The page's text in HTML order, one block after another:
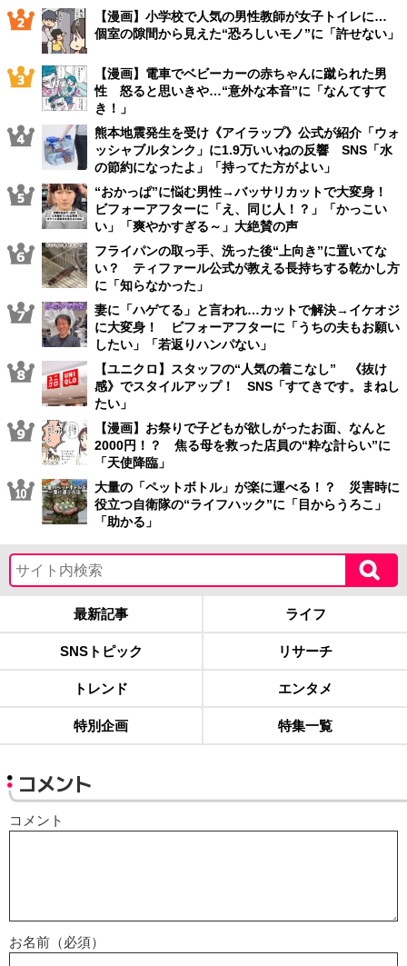
【漫画】小学校で人気の男性教師が女子トイレに…
個室の隙間から見えた“恐ろしいモノ”に「許せない」
【漫画】電車でベビーカーの赤ちゃんに蹴られた男
性 怒ると思いきや…“意外な本音”に「なんてすて
き！」
熊本地震発生を受け《アイラップ》公式が紹介「ウォ
ッシャブルタンク」に1.9万いいねの反響 SNS「水
の節約になったよ」「持ってた方がよい」
“おかっぱ”に悩む男性→バッサリカットで大変身！
ビフォーアフターに「え、同じ人！？」「かっこい
い」「爽やかすぎる～」大絶賛の声
フライパンの取っ手、洗った後“上向き”に置いてな
い？ ティファール公式が教える長持ちする乾かし方
に「知らなかった」
妻に「ハゲてる」と言われ…カットで解決→イケオジ
に大変身！ ビフォーアフターに「うちの夫もお願い
したい」「若返りハンパない」
【ユニクロ】スタッフの“人気の着こなし” 《抜け
感》でスタイルアップ！ SNS「すてきです。まねし
たい」
【漫画】お祭りで子どもが欲しがったお面、なんと
2000円！？ 焦る母を救った店員の“粋な計らい”に
「天使降臨」
大量の「ペットボトル」が楽に運べる！？ 災害時に
役立つ自衛隊の“ライフハック”に「目からうろこ」
「助かる」
最新記事 ライフ
SNSトピック リサーチ
トレンド エンタメ
特別企画 特集一覧
コメント
コメント
お名前（必須）